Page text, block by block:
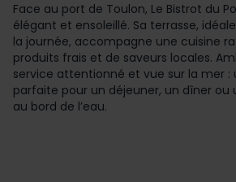
Face au port de Toulon, Le Bistrot du
élégant et ensoleillé. Sa terrasse,
la journée, accompagne une cuisine
produits frais et de saveurs locales.
service attentionné et vue sur la mer :
parfaite pour un déjeuner, un dîner ou
au bord de l’eau.